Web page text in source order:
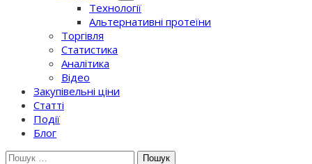
Технології
Альтернативні протеїни
Торгівля
Статистика
Аналітика
Відео
Закупівельні ціни
Статті
Події
Блог
Шукати: